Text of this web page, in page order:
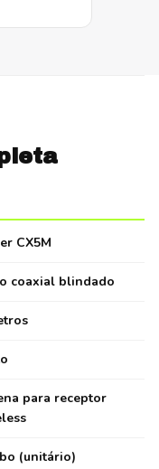
CX5M
coaxial blindado
para receptor
(unitário)